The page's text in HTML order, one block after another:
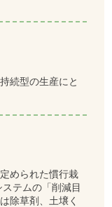
続型の生産にと
められた慣行栽
テムの「削減目
除草剤、土壌く